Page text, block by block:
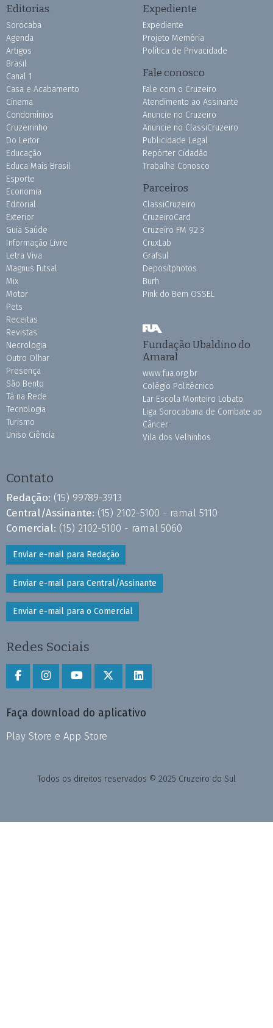
Editorias
Sorocaba
Agenda
Artigos
Brasil
Canal 1
Casa e Acabamento
Cinema
Condomínios
Cruzeirinho
Do Leitor
Educação
Educa Mais Brasil
Esporte
Economia
Editorial
Exterior
Guia Saúde
Informação Livre
Letra Viva
Magnus Futsal
Mix
Motor
Pets
Receitas
Revistas
Necrologia
Outro Olhar
Presença
São Bento
Tá na Rede
Tecnologia
Turismo
Uniso Ciência
Expediente
Expediente
Projeto Memória
Política de Privacidade
Fale conosco
Fale com o Cruzeiro
Atendimento ao Assinante
Anuncie no Cruzeiro
Anuncie no ClassiCruzeiro
Publicidade Legal
Repórter Cidadão
Trabalhe Conosco
Parceiros
ClassiCruzeiro
CruzeiroCard
Cruzeiro FM 92.3
CruxLab
Grafsul
Depositphotos
Burh
Pink do Bem OSSEL
Fundação Ubaldino do
Amaral
www.fua.org.br
Colégio Politécnico
Lar Escola Monteiro Lobato
Liga Sorocabana de Combate ao
Câncer
Vila dos Velhinhos
Contato
Redação: (15) 99789-3913
Central/Assinante: (15) 2102-5100 - ramal 5110
Comercial: (15) 2102-5100 - ramal 5060
Enviar e-mail para Redação
Enviar e-mail para Central/Assinante
Enviar e-mail para o Comercial
Redes Sociais
Faça download do aplicativo
Play Store e App Store
Todos os direitos reservados © 2025 Cruzeiro do Sul